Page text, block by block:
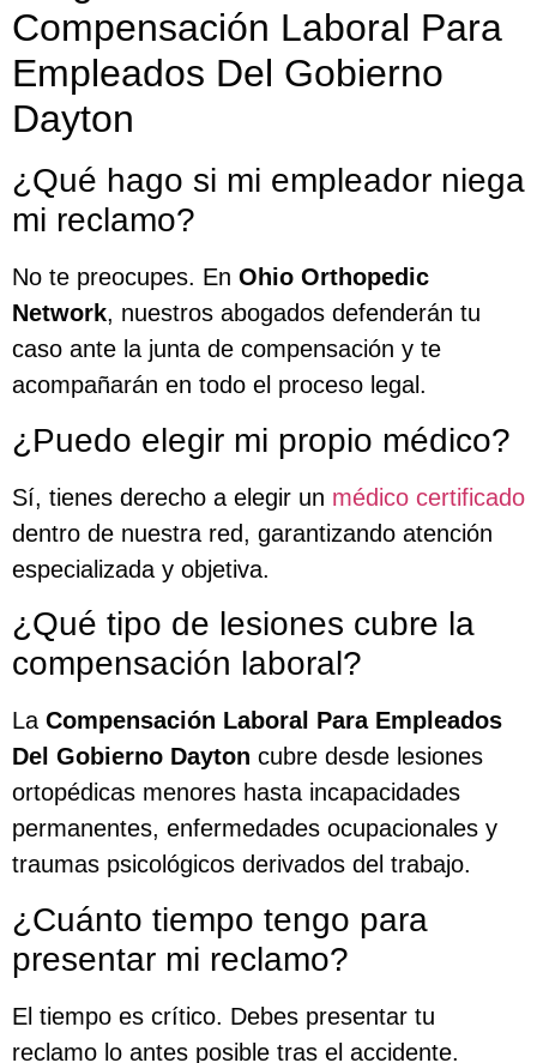
Compensación Laboral Para
Empleados Del Gobierno
Dayton
¿Qué hago si mi empleador niega
mi reclamo?
No te preocupes. En Ohio Orthopedic
Network, nuestros abogados defenderán tu
caso ante la junta de compensación y te
acompañarán en todo el proceso legal.
¿Puedo elegir mi propio médico?
Sí, tienes derecho a elegir un médico certificado
dentro de nuestra red, garantizando atención
especializada y objetiva.
¿Qué tipo de lesiones cubre la
compensación laboral?
La Compensación Laboral Para Empleados
Del Gobierno Dayton cubre desde lesiones
ortopédicas menores hasta incapacidades
permanentes, enfermedades ocupacionales y
traumas psicológicos derivados del trabajo.
¿Cuánto tiempo tengo para
presentar mi reclamo?
El tiempo es crítico. Debes presentar tu
reclamo lo antes posible tras el accidente.